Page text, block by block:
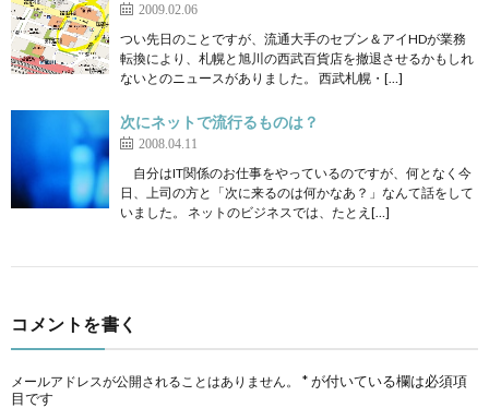
2009.02.06
つい先日のことですが、流通大手のセブン＆アイHDが業務
転換により、札幌と旭川の西武百貨店を撤退させるかもしれ
ないとのニュースがありました。 西武札幌・[…]
次にネットで流行るものは？
2008.04.11
自分はIT関係のお仕事をやっているのですが、何となく今
日、上司の方と「次に来るのは何かなあ？」なんて話をして
いました。 ネットのビジネスでは、たとえ[…]
コメントを書く
メールアドレスが公開されることはありません。 *が付いている欄は必須項
目です